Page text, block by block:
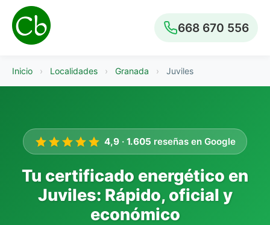
668 670 556
Inicio › Localidades › Granada › Juviles
4,9 · 1.605 reseñas en Google
Tu certificado energético en
Juviles: Rápido, oficial y
económico